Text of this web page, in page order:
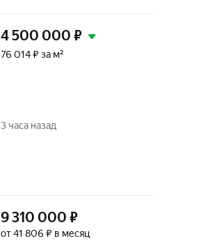
4 500 000 ₽
76 014 ₽ за м²
3 часа назад
9 310 000 ₽
от 41 806 ₽ в месяц